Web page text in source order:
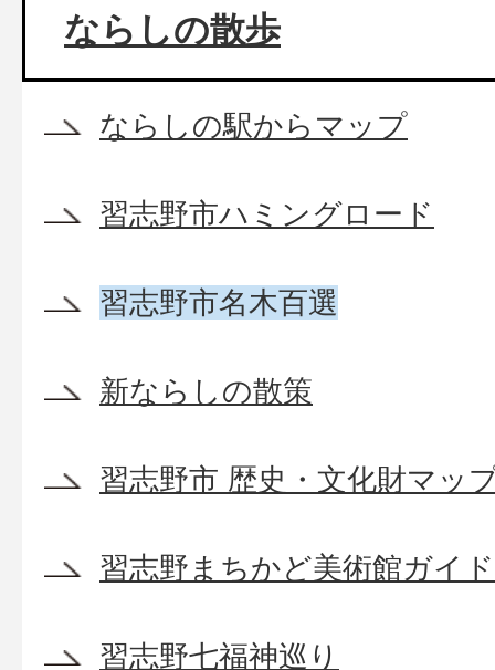
ならしの散歩
ならしの駅からマップ
習志野市ハミングロード
習志野市名木百選
新ならしの散策
習志野市 歴史・文化財マッ
習志野まちかど美術館ガイ
習志野七福神巡り